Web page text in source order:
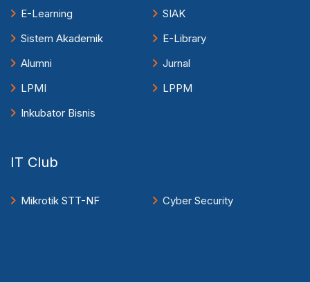
E-Learning
SIAK
Sistem Akademik
E-Library
Alumni
Jurnal
LPMI
LPPM
Inkubator Bisnis
IT Club
Mikrotik STT-NF Cyber Security